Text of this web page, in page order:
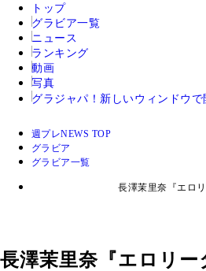
トップ
グラビア一覧
ニュース
ランキング
動画
写真
グラジャパ！ 新しいウィンドウで
週プレNEWS TOP
グラビア
グラビア一覧
長澤茉里奈『エロ
長澤茉里奈『エロリー